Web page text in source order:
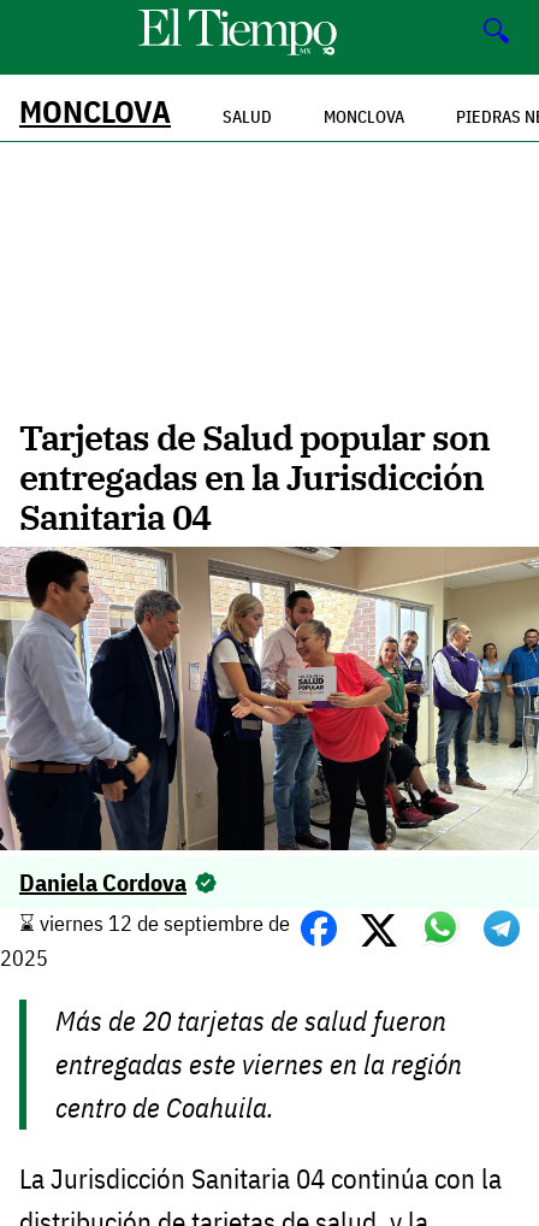
🔍
MONCLOVA SALUD MONCLOVA PIEDRAS
Tarjetas de Salud popular son
entregadas en la Jurisdicción
Sanitaria 04
Daniela Cordova
⌛️ viernes 12 de septiembre de
2025
Más de 20 tarjetas de salud fueron
entregadas este viernes en la región
centro de Coahuila.
La Jurisdicción Sanitaria 04 continúa con la